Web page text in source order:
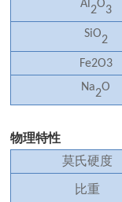
Al
2
O
3
SiO
2
Fe2O3
Na
2
O
物理特性
莫氏硬度
比重